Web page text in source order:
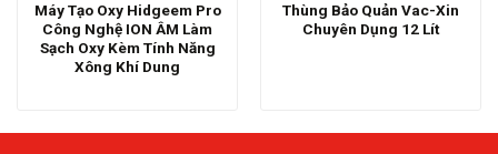
Máy Tạo Oxy Hidgeem Pro
Công Nghệ ION ÂM Làm
Sạch Oxy Kèm Tính Năng
Xông Khí Dung
Thùng Bảo Quản Vac-Xin
Chuyên Dụng 12 Lít